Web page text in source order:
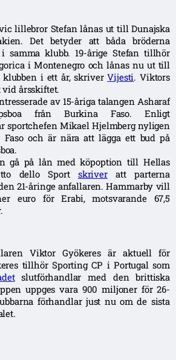
lillebror Stefan lånas ut till Dunajska
Det betyder att båda bröderna
samma klubb. 19-årige Stefan tillhör
i Montenegro och lånas nu ut till
klubben i ett år, skriverVijesti. Viktors
årsskiftet.
av 15-åriga talangen Asharaf
från Burkina Faso. Enligt
sportchefen Mikael Hjelmberg nyligen
Faso och är nära att lägga ett bud på
gå på lån med köpoption till Hellas
dello Sport skriveratt parterna
21-åringe anfallaren. Hammarby vill
euro för Erabi, motsvarande 67,5
Viktor Gyökeres är aktuell för
tillhör Sporting CP i Portugal som
slutförhandlar med den brittiska
uppges vara 900 miljoner för 26-
förhandlar just nu om de sista